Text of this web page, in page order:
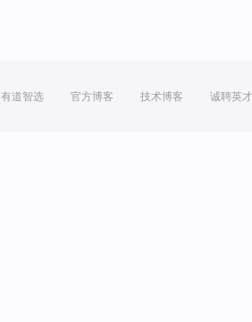
有道智选 官方博客 技术博客 诚聘英才